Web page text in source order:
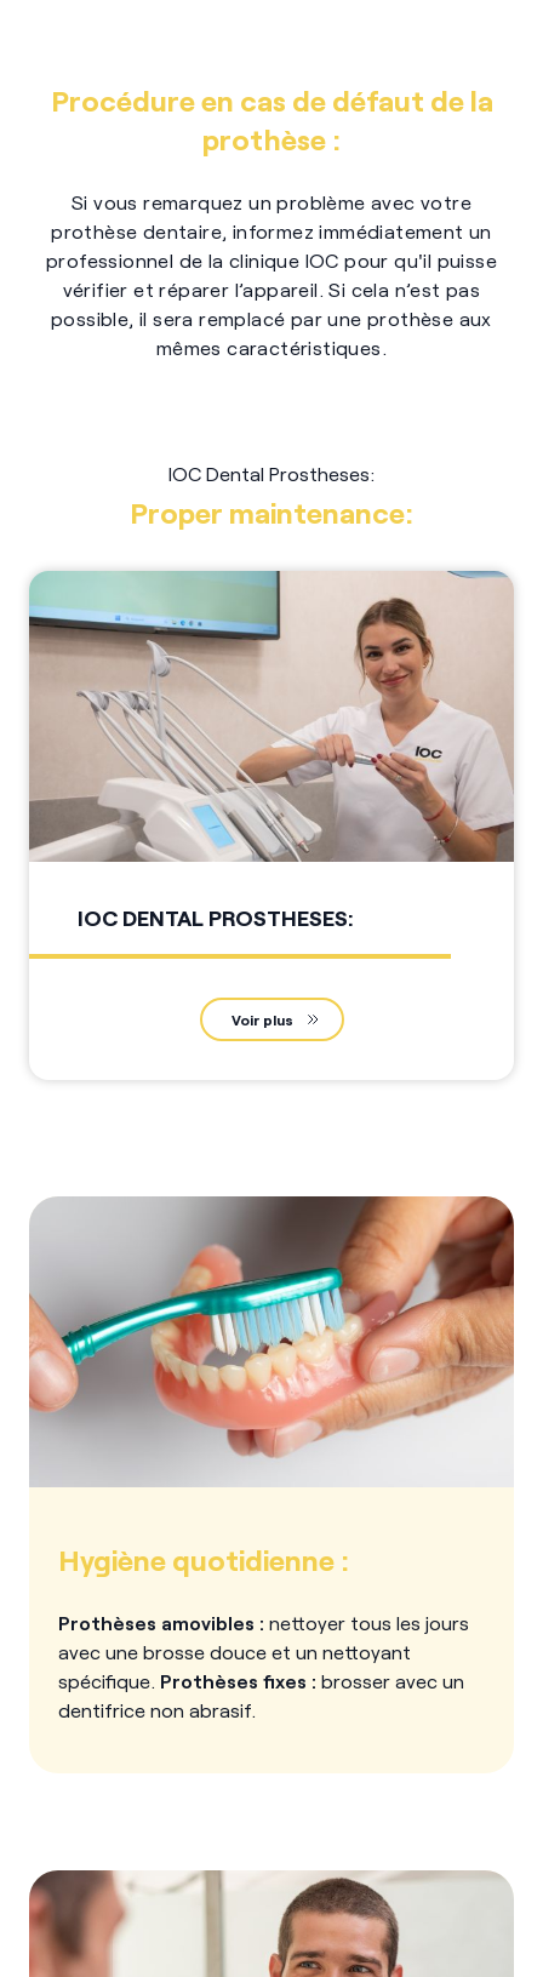
Procédure en cas de défaut de la
prothèse :
Si vous remarquez un problème avec votre
prothèse dentaire, informez immédiatement un
professionnel de la clinique IOC pour qu'il puisse
vérifier et réparer l’appareil. Si cela n’est pas
possible, il sera remplacé par une prothèse aux
mêmes caractéristiques.
IOC Dental Prostheses:
Proper maintenance:
IOC DENTAL PROSTHESES:
Voir plus
Hygiène quotidienne :
Prothèses amovibles : nettoyer tous les jours
avec une brosse douce et un nettoyant
spécifique. Prothèses fixes : brosser avec un
dentifrice non abrasif.